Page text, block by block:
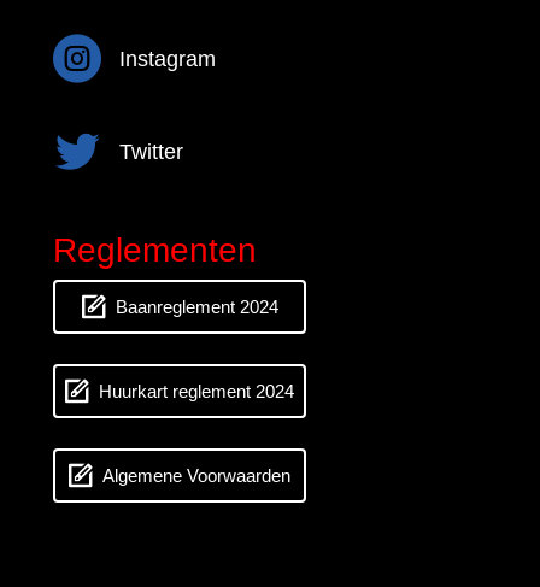
InstagramInstagram
Twitter Twitter
Reglementen
Baanreglement 2024
Huurkart reglement 2024
Algemene Voorwaarden